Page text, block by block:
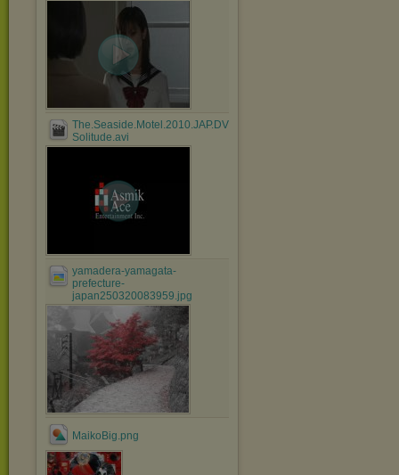
The.Seaside.Motel.2010.JAP.DVDRip.XviD-
Solitude.avi
yamadera-yamagata-
prefecture-
japan250320083959.jpg
MaikoBig.png